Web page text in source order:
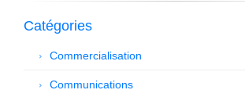
Catégories
Commercialisation
Communications